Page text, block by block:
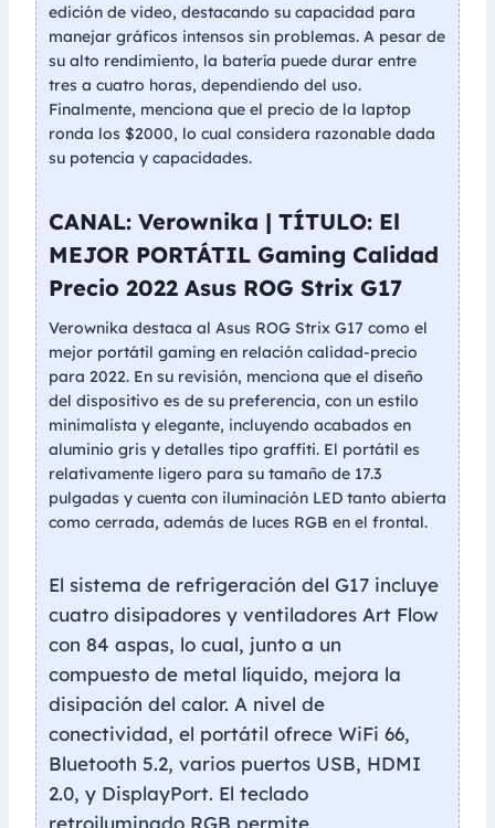
edición de video, destacando su capacidad para
manejar gráficos intensos sin problemas. A pesar de
su alto rendimiento, la batería puede durar entre
tres a cuatro horas, dependiendo del uso.
Finalmente, menciona que el precio de la laptop
ronda los $2000, lo cual considera razonable dada
su potencia y capacidades.
CANAL: Verownika | TÍTULO: El
MEJOR PORTÁTIL Gaming Calidad
Precio 2022 Asus ROG Strix G17
Verownika destaca al Asus ROG Strix G17 como el
mejor portátil gaming en relación calidad-precio
para 2022. En su revisión, menciona que el diseño
del dispositivo es de su preferencia, con un estilo
minimalista y elegante, incluyendo acabados en
aluminio gris y detalles tipo graffiti. El portátil es
relativamente ligero para su tamaño de 17.3
pulgadas y cuenta con iluminación LED tanto abierta
como cerrada, además de luces RGB en el frontal.
El sistema de refrigeración del G17 incluye
cuatro disipadores y ventiladores Art Flow
con 84 aspas, lo cual, junto a un
compuesto de metal líquido, mejora la
disipación del calor. A nivel de
conectividad, el portátil ofrece WiFi 66,
Bluetooth 5.2, varios puertos USB, HDMI
2.0, y DisplayPort. El teclado
retroiluminado RGB permite